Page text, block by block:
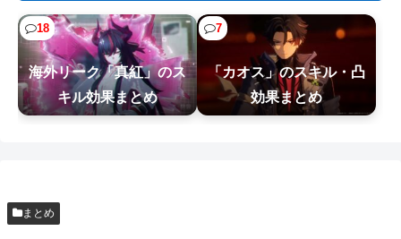
【悲報】Z世代の倫理観、完全にぶっ壊れるｗｗｗ
ｗ
【画像】台湾とフランス、地震発生から6時間以内
に設置した「避難所」がこちらｗｗｗ...
エバ
18
海外リーク「真紅」のス
キル効果まとめ
7
「カオス」のスキル・凸
効果まとめ
まとめ